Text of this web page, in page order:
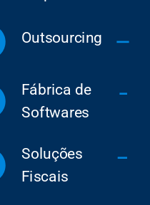
Outsourcing
Fábrica de
Softwares
Soluções
Fiscais